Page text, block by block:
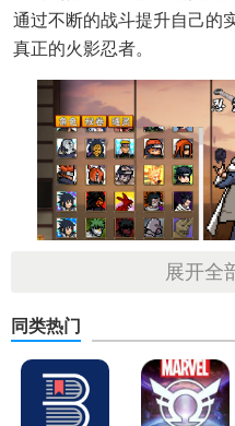
通过不断的战斗提升自己的
真正的火影忍者。
【像素火影次世代特色】
1. 经典像素画风：采用复
展开全
同类热门